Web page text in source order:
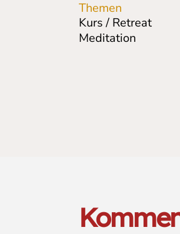
Themen
Kurs / Retreat
Meditation